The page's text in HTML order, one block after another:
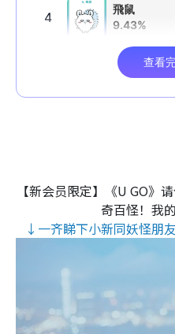
【新会员限定】《U GO》
奇百怪！我
↓一齐睇下小新同妖怪朋